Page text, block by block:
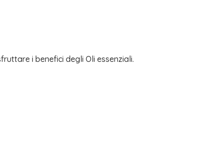
i benefici degli Oli essenziali.